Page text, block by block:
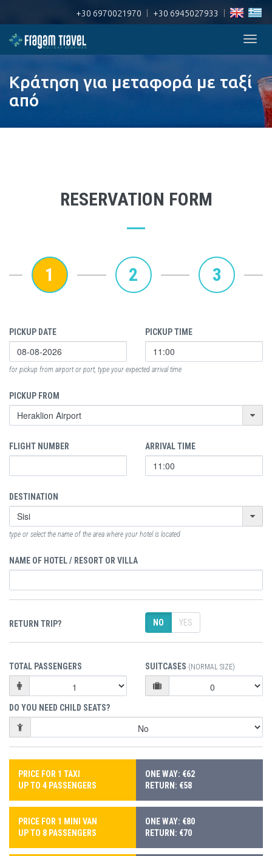
+30 6970021970 +30 6945027933
Κράτηση για μεταφορά με ταξί
από